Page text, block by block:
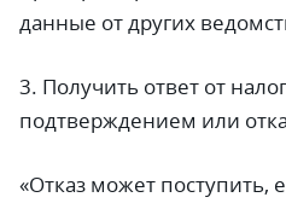
данные от других
3. Получить ответ от
подтверждением или
«Отказ может поступить,